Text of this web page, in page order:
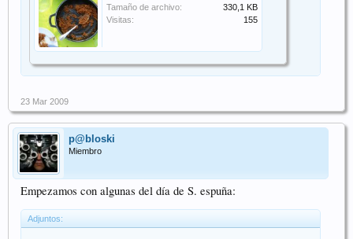
Tamaño de archivo:
330,1 KB
Visitas:
155
23 Mar 2009
p@bloski
Miembro
Empezamos con algunas del día de S. espuña:
Adjuntos: